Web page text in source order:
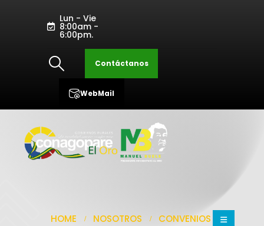
Lun - Vie
8:00am -
6:00pm.
Contáctanos
WebMail
HOME NOSOTROS CONVENIOS